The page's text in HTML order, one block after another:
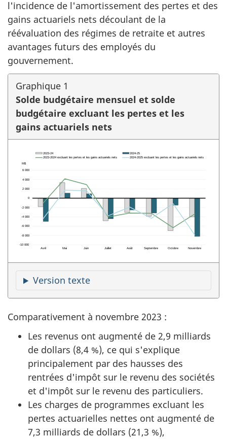
l'incidence de l'amortissement des pertes et des
gains actuariels nets découlant de la
réévaluation des régimes de retraite et autres
avantages futurs des employés du
gouvernement.
Graphique 1
Solde budgétaire mensuel et solde
budgétaire excluant les pertes et les
gains actuariels nets
Version texte
Comparativement à novembre 2023 :
Les revenus ont augmenté de 2,9 milliards
de dollars (8,4 %), ce qui s'explique
principalement par des hausses des
rentrées d'impôt sur le revenu des sociétés
et d'impôt sur le revenu des particuliers.
Les charges de programmes excluant les
pertes actuarielles nettes ont augmenté de
7,3 milliards de dollars (21,3 %),